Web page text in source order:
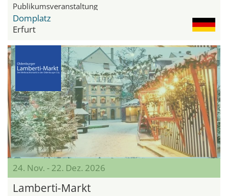
Publikumsveranstaltung
Domplatz
Erfurt
24. Nov. - 22. Dez. 2026
Lamberti-Markt